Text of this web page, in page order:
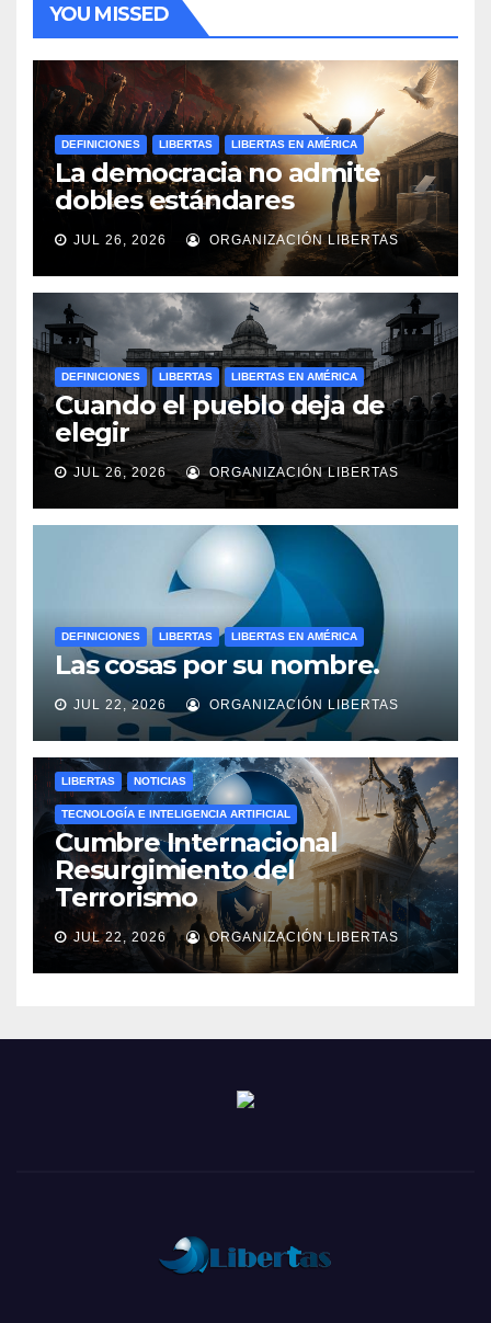
YOU MISSED
DEFINICIONES LIBERTAS LIBERTAS EN AMÉRICA
La democracia no admite
dobles estándares
JUL 26, 2026 ORGANIZACIÓN LIBERTAS
DEFINICIONES LIBERTAS LIBERTAS EN AMÉRICA
Cuando el pueblo deja de
elegir
JUL 26, 2026 ORGANIZACIÓN LIBERTAS
DEFINICIONES LIBERTAS LIBERTAS EN AMÉRICA
Las cosas por su nombre.
JUL 22, 2026 ORGANIZACIÓN LIBERTAS
LIBERTAS NOTICIAS
TECNOLOGÍA E INTELIGENCIA ARTIFICIAL
Cumbre Internacional
Resurgimiento del
Terrorismo
JUL 22, 2026 ORGANIZACIÓN LIBERTAS